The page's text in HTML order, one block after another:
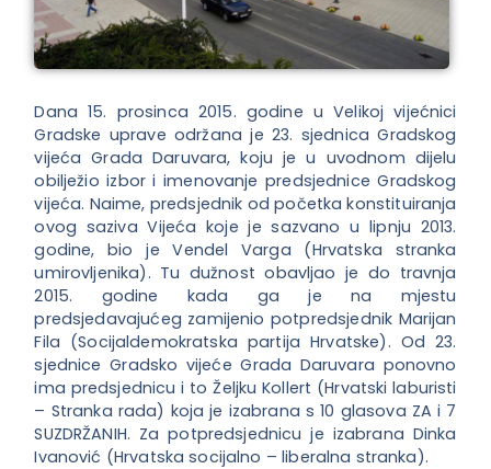
Dana 15. prosinca 2015. godine u Velikoj vijećnici
Gradske uprave održana je 23. sjednica Gradskog
vijeća Grada Daruvara, koju je u uvodnom dijelu
obilježio izbor i imenovanje predsjednice Gradskog
vijeća. Naime, predsjednik od početka konstituiranja
ovog saziva Vijeća koje je sazvano u lipnju 2013.
godine, bio je Vendel Varga (Hrvatska stranka
umirovljenika). Tu dužnost obavljao je do travnja
2015. godine kada ga je na mjestu
predsjedavajućeg zamijenio potpredsjednik Marijan
Fila (Socijaldemokratska partija Hrvatske). Od 23.
sjednice Gradsko vijeće Grada Daruvara ponovno
ima predsjednicu i to Željku Kollert (Hrvatski laburisti
– Stranka rada) koja je izabrana s 10 glasova ZA i 7
SUZDRŽANIH. Za potpredsjednicu je izabrana Dinka
Ivanović (Hrvatska socijalno – liberalna stranka).